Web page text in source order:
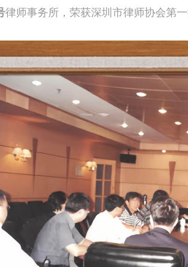
律师事务所，荣获深圳市律师协会第